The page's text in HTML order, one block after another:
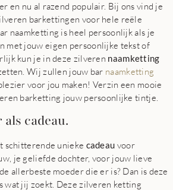
en nu al razend populair. Bij ons vind je
barkettingen voor hele reële
naamketting is heel persoonlijk als je
met jouw eigen persoonlijke tekst of
kun je in deze zilveren naamketting
Wij zullen jouw bar naamketting
voor jou maken! Verzin een mooie
barketting jouw persoonlijke tintje.
cadeau.
schitterende unieke cadeau voor
je geliefde dochter, voor jouw lieve
allerbeste moeder die er is? Dan is deze
wat jij zoekt. Deze zilveren ketting